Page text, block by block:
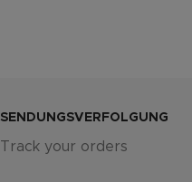
SENDUNGSVERFOLGUNG
Track your orders